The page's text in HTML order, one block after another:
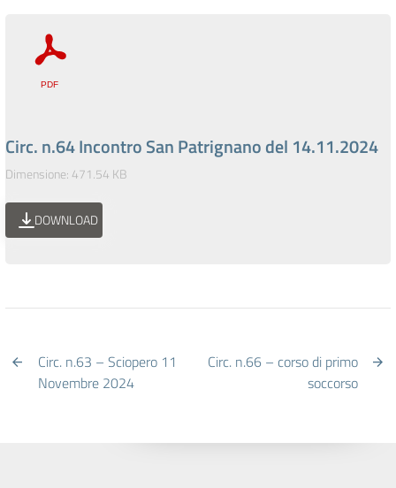
Circ. n.64 Incontro San Patrignano del 14.11.2024
Dimensione: 471.54 KB
DOWNLOAD
Circ. n.63 – Sciopero 11
Novembre 2024
Circ. n.66 – corso di primo
soccorso